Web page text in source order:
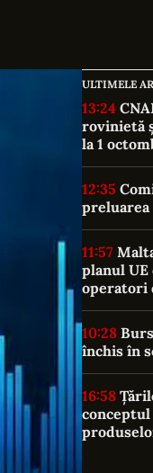
ULTIMELE
13:24
rovinietă
la 1
12:35
preluarea
11:57
planul
operatori
10:28
închis în
16:58